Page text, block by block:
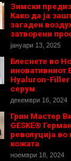
Зимски
Како да ја
загаден
затворени
јануари 13, 2025
Блеснете во
иновативниот
Hyaluron-Filler
серум
декември 16, 2024
Грин Мастер
GESKE®
револуција во
кожата
ноември 18, 2024